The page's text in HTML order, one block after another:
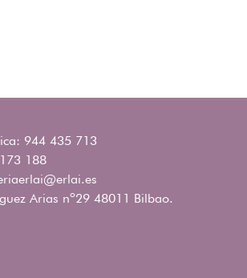
944 435 713
188
Arias nº29 48011 Bilbao.